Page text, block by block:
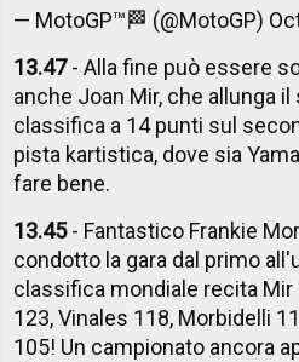
— MotoGP™🏁 (@MotoGP)
13.47- Alla fine può essere
anche Joan Mir, che allunga
classifica a 14 punti sul
pista kartistica, dove sia
fare bene.
13.45- Fantastico Frankie
condotto la gara dal primo
classifica mondiale recita Mir
123, Vinales 118, Morbidelli
105! Un campionato ancora